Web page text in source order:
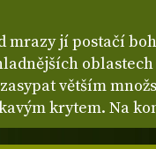
mrazy jí postačí
větším
krytem. Na